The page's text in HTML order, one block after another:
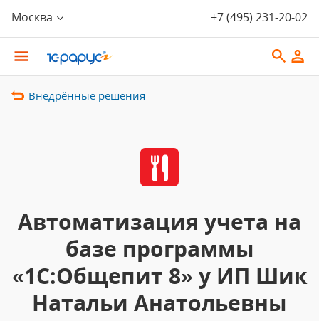
Москва +7 (495) 231-20-02
Внедрённые решения
Автоматизация учета на
базе программы
«1С:Общепит 8» у ИП Шик
Натальи Анатольевны